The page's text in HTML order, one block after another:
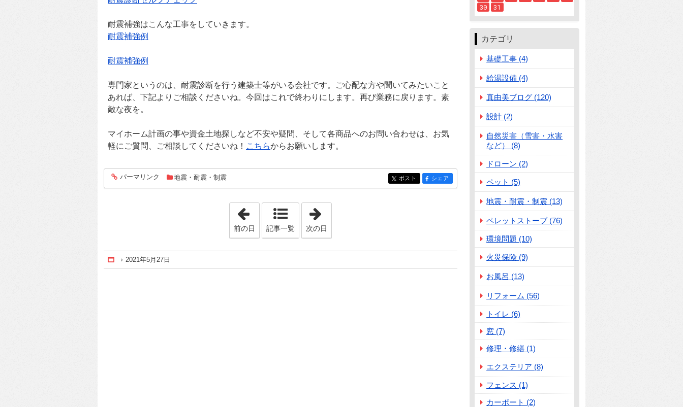
耐震補強はこんな工事をしていきます。
耐震補強例
耐震補強例
専門家というのは、耐震診断を行う建築士等がいる会社です。ご心配な方や聞いてみたいこと
あれば、下記よりご相談くださいね。今回はこれで終わりにします。再び業務に戻ります。素
敵な夜を。
マイホーム計画の事や資金土地探しなど不安や疑問、そして各商品へのお問い合わせは、お気
軽にご質問、ご相談してくださいね！ こちらからお願いします。
entry718
パーマリンク 地震・耐震・制震 entry718
ポスト entry718
シェア
「2021年5月26日」
前の日 記事一覧 次の日
Home
2021年5月27日
30
31
カテゴリ
基礎工事 (4)
給湯設備 (4)
真由美ブログ (120)
設計 (2)
自然災害（雪害・水害
など） (8)
ドローン (2)
ペット (5)
地震・耐震・制震 (13)
ペレットストーブ (76)
環境問題 (10)
火災保険 (9)
お風呂 (13)
リフォーム (56)
トイレ (6)
窓 (7)
修理・修繕 (1)
エクステリア (8)
フェンス (1)
カーポート (2)